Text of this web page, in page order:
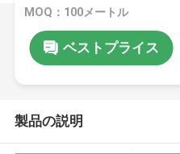
MOQ：100メートル
ベストプライス
製品の説明